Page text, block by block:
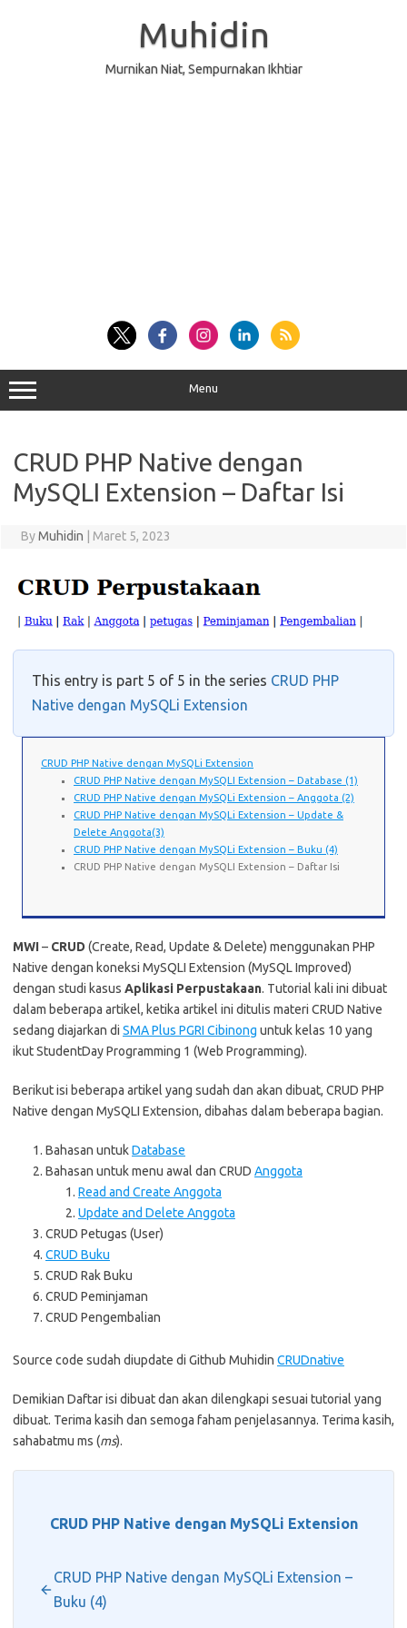
Muhidin
Murnikan Niat, Sempurnakan Ikhtiar
Menu
CRUD PHP Native dengan
MySQLI Extension – Daftar Isi
ByMuhidin Maret 5, 2023
This entry is part 5 of 5 in the series CRUD PHP
Native dengan MySQLi Extension
CRUD PHP Native dengan MySQLi Extension
CRUD PHP Native dengan MySQLI Extension – Database (1)
CRUD PHP Native dengan MySQLi Extension – Anggota (2)
CRUD PHP Native dengan MySQLi Extension – Update &
Delete Anggota(3)
CRUD PHP Native dengan MySQLi Extension – Buku (4)
CRUD PHP Native dengan MySQLI Extension – Daftar Isi
MWI– CRUD (Create, Read, Update & Delete) menggunakan PHP
Native dengan koneksi MySQLI Extension (MySQL Improved)
dengan studi kasus Aplikasi Perpustakaan. Tutorial kali ini dibuat
dalam beberapa artikel, ketika artikel ini ditulis materi CRUD Native
sedang diajarkan di SMA Plus PGRI Cibinong untuk kelas 10 yang
ikut StudentDay Programming 1 (Web Programming).
Berikut isi beberapa artikel yang sudah dan akan dibuat, CRUD PHP
Native dengan MySQLI Extension, dibahas dalam beberapa bagian.
Bahasan untukDatabase
Bahasan untuk menu awal dan CRUD Anggota
Read and Create Anggota
Update and Delete Anggota
CRUD Petugas (User)
CRUD Buku
CRUD Rak Buku
CRUD Peminjaman
CRUD Pengembalian
Source code sudah diupdate di Github Muhidin CRUDnative
Demikian Daftar isi dibuat dan akan dilengkapi sesuai tutorial yang
dibuat. Terima kasih dan semoga faham penjelasannya. Terima kasih,
sahabatmu ms (ms).
CRUD PHP Native dengan MySQLi Extension
CRUD PHP Native dengan MySQLi Extension –
Buku (4)